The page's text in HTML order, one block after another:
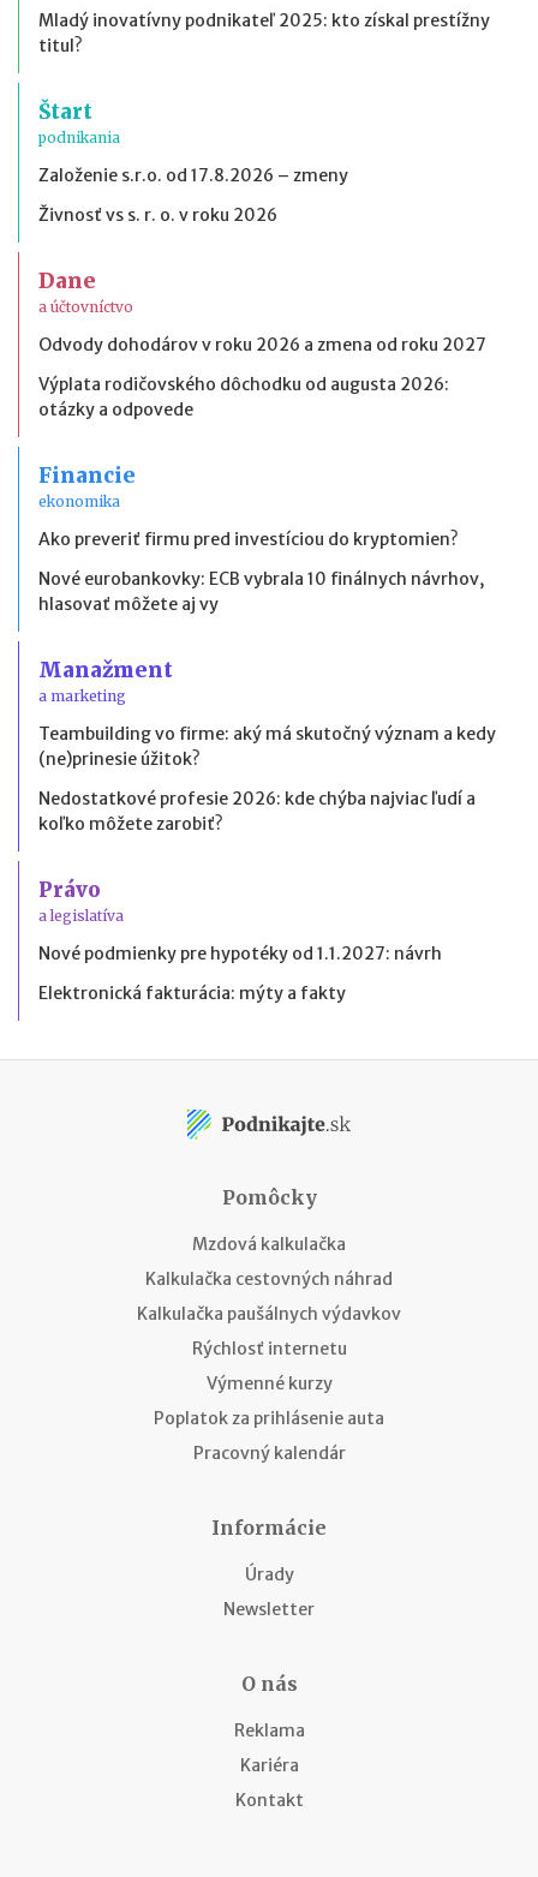
Mladý inovatívny podnikateľ 2025: kto získal prestížny
titul?
Štart
podnikania
Založenie s.r.o. od 17.8.2026 – zmeny
Živnosť vs s. r. o. v roku 2026
Dane
a účtovníctvo
Odvody dohodárov v roku 2026 a zmena od roku 2027
Výplata rodičovského dôchodku od augusta 2026:
otázky a odpovede
Financie
ekonomika
Ako preveriť firmu pred investíciou do kryptomien?
Nové eurobankovky: ECB vybrala 10 finálnych návrhov,
hlasovať môžete aj vy
Manažment
a marketing
Teambuilding vo firme: aký má skutočný význam a kedy
(ne)prinesie úžitok?
Nedostatkové profesie 2026: kde chýba najviac ľudí a
koľko môžete zarobiť?
Právo
a legislatíva
Nové podmienky pre hypotéky od 1.1.2027: návrh
Elektronická fakturácia: mýty a fakty
Pomôcky
Mzdová kalkulačka
Kalkulačka cestovných náhrad
Kalkulačka paušálnych výdavkov
Rýchlosť internetu
Výmenné kurzy
Poplatok za prihlásenie auta
Pracovný kalendár
Informácie
Úrady
Newsletter
O nás
Reklama
Kariéra
Kontakt